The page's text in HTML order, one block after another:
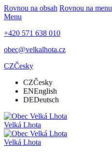
Rovnou na obsah Rovnou na menu
Menu
+420 571 638 010
obec@velkalhota.cz
CZČesky
CZČesky
ENEnglish
DEDeutsch
Velká Lhota
Velká Lhota